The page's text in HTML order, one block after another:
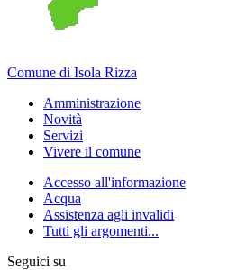
Comune di Isola Rizza
Amministrazione
Novità
Servizi
Vivere il comune
Accesso all'informazione
Acqua
Assistenza agli invalidi
Tutti gli argomenti...
Seguici su